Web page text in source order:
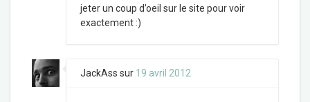
jeter un coup d’oeil sur le site pour voir
exactement :)
JackAss sur 19 avril 2012